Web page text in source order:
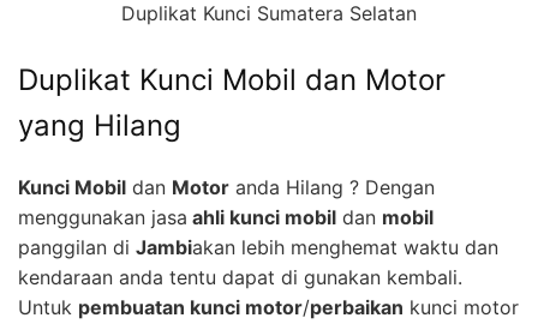
Duplikat Kunci Sumatera Selatan
Duplikat Kunci Mobil dan Motor
yang Hilang
Kunci Mobil dan Motor anda Hilang ? Dengan
menggunakan jasa ahli kunci mobil dan mobil
panggilan di Jambiakan lebih menghemat waktu dan
kendaraan anda tentu dapat di gunakan kembali.
Untuk pembuatan kunci motor/perbaikan kunci motor